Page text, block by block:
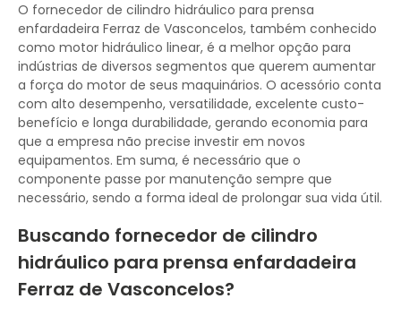
O fornecedor de cilindro hidráulico para prensa
enfardadeira Ferraz de Vasconcelos, também conhecido
como motor hidráulico linear, é a melhor opção para
indústrias de diversos segmentos que querem aumentar
a força do motor de seus maquinários. O acessório conta
com alto desempenho, versatilidade, excelente custo-
benefício e longa durabilidade, gerando economia para
que a empresa não precise investir em novos
equipamentos. Em suma, é necessário que o
componente passe por manutenção sempre que
necessário, sendo a forma ideal de prolongar sua vida útil.
Buscando fornecedor de cilindro
hidráulico para prensa enfardadeira
Ferraz de Vasconcelos?